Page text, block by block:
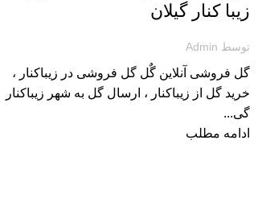
زیبا کنار گیلان
توسط Admin
گل فروشی آنلاین گٌل گل فروشی در زیباکنار ،
خرید گل از زیباکنار ، ارسال گل به شهر زیباکنار
گی...
ادامه مطلب